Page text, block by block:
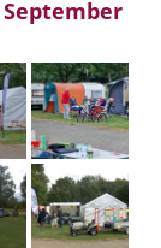
September